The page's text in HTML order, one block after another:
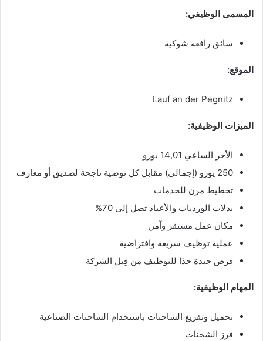
المسمى الوظيفي:
سائق رافعة شوكية
الموقع:
Lauf an der Pegnitz
الميزات الوظيفية:
الأجر الساعي 14,01 يورو
250 يورو (إجمالي) مقابل كل توصية ناجحة لصديق أو معارف
تخطيط مرن للخدمات
بدلات الورديات والأعياد تصل إلى 70%
مكان عمل مستقر وآمن
عملية توظيف سريعة وافتراضية
فرص جيدة جدًا للتوظيف من قِبل الشركة
المهام الوظيفية:
تحميل وتفريغ الشاحنات باستخدام الشاحنات الصناعية
فرز الشحنات